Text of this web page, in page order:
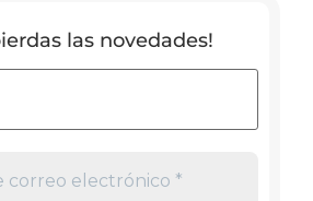
las novedades!